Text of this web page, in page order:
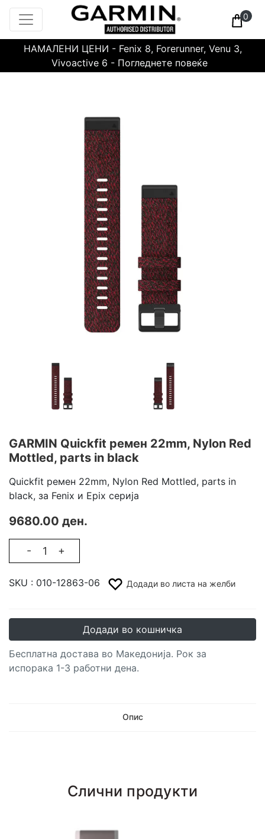
0
НАМАЛЕНИ ЦЕНИ - Fenix 8, Forerunner, Venu 3,
Vivoactive 6 - Погледнете повеќе
GARMIN Quickfit ремен 22mm, Nylon Red
Mottled, parts in black
Quickfit ремен 22mm, Nylon Red Mottled, parts in
black, за Fenix и Epix серија
9680.00 ден.
- +
SKU : 010-12863-06 Додади во листа на желби
Додади во кошничка
Бесплатна достава во Македонија. Рок за
испорака 1-3 работни дена.
Опис
Слични продукти